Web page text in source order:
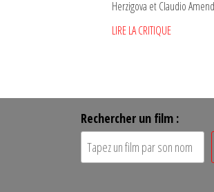
Herzigova et Claudio
LIRE LA CRITIQUE
Rechercher un film :